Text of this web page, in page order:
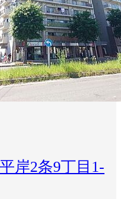
岸2条9丁目1-